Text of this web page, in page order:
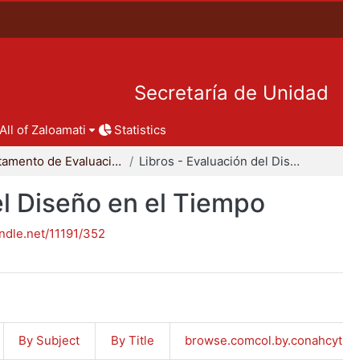
Secretaría de Unidad
All of Zaloamati Statistics
Departamento de Evaluación del Diseño en el Tiempo Libros - Evaluación del Diseño en el Tiempo
Diseño en el Tiempo
11191/352
By Subject By Title browse.comcol.by.conahcyt